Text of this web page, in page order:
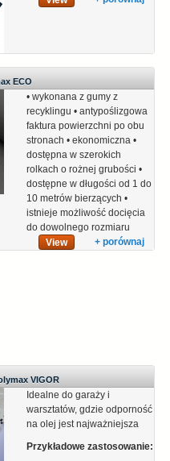
ECO
• wykonana z gumy z
recyklingu • antypoślizgowa
faktura powierzchni po obu
stronach • ekonomiczna •
dostępna w szerokich
rolkach o rożnej grubości •
dostępne w długości od 1 do
10 metrów bierzących •
istnieje możliwość docięcia
do dowolnego rozmiaru
View
+ porównaj
VIGOR
Idealne do garaży i
warsztatów, gdzie odporność
na olej jest najważniejsza
Przykładowe zastosowanie: